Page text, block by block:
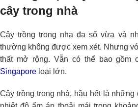
cây trong nhà
Cây trồng trong nha đa số vừa và
thường không được xem xét. Nhưng
thất mở rộng. Vẫn có thể bao gồm
Singapore loại lớn.
Cây trồng trong nhà, hầu hết là